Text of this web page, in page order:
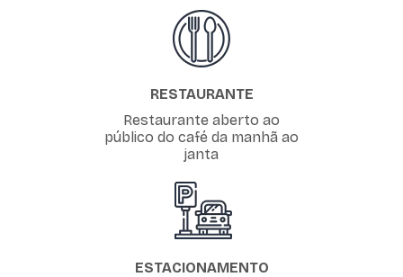
RESTAURANTE
Restaurante aberto ao
público do café da manhã ao
janta
ESTACIONAMENTO